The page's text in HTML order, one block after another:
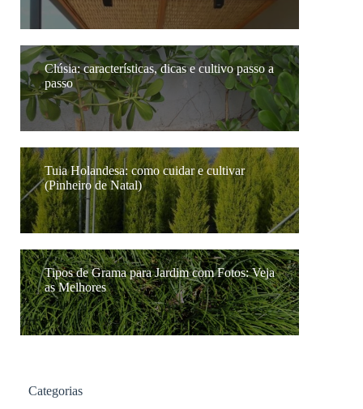
Clúsia: características, dicas e cultivo passo a
passo
Tuia Holandesa: como cuidar e cultivar
(Pinheiro de Natal)
Tipos de Grama para Jardim com Fotos: Veja
as Melhores
Categorias